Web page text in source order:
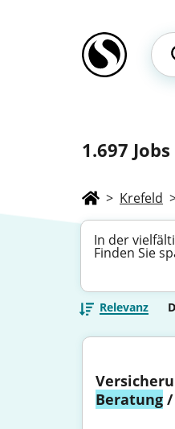
1.697
> Krefeld
In der
Finden Sie
Relevanz
Beratung /